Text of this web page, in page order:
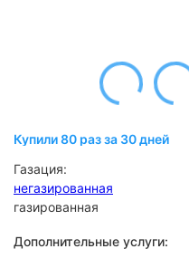
Купили 80 раз за 30 дней
Газация:
негазированная
газированная
Дополнительные услуги: